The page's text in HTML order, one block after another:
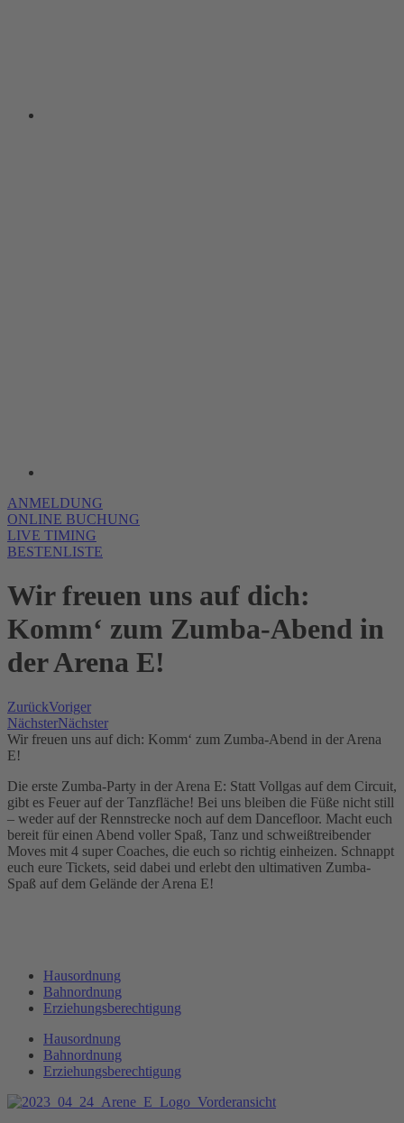
ANMELDUNG
ONLINE BUCHUNG
LIVE TIMING
BESTENLISTE
Wir freuen uns auf dich:
Komm‘ zum Zumba-Abend in
der Arena E!
ZurückVoriger
NächsterNächster
Wir freuen uns auf dich: Komm‘ zum Zumba-Abend in der Arena
E!
Die erste Zumba-Party in der Arena E: Statt Vollgas auf dem Circuit,
gibt es Feuer auf der Tanzfläche! Bei uns bleiben die Füße nicht still
– weder auf der Rennstrecke noch auf dem Dancefloor. Macht euch
bereit für einen Abend voller Spaß, Tanz und schweißtreibender
Moves mit 4 super Coaches, die euch so richtig einheizen. Schnappt
euch eure Tickets, seid dabei und erlebt den ultimativen Zumba-
Spaß auf dem Gelände der Arena E!
Hausordnung
Bahnordnung
Erziehungsberechtigung
Hausordnung
Bahnordnung
Erziehungsberechtigung